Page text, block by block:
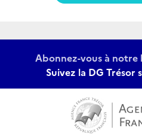
Abonnez-vous à
Suivez la DG Trésor